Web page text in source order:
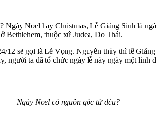
Ngày Noel hay Christmas, Lễ Giáng Sinh là
Bethlehem, thuộc xứ Judea, Do Thái.
12 sẽ gọi là Lễ Vọng. Nguyên thủy thì lễ
người ta đã tổ chức ngày lễ này ngày một
Ngày Noel có nguồn gốc từ đâu?